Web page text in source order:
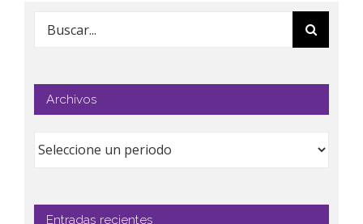
Buscar:
Archivos
Entradas recientes